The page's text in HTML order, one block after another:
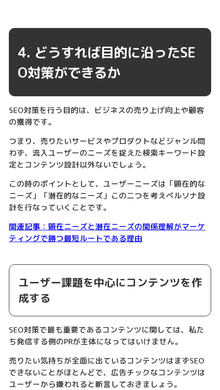
4. どうすれば目的に沿ったSE
O対策ができるか
SEO対策を行う目的は、ビジネスの売り上げ向上や顧客
の獲得です。
つまり、売りたいサービスやプロダクトなどジャンル問
わず、流入ユーザーのニーズを捉えた検索キーワード設
定とコンテンツ設計以外ないでしょう。
この時のポイントとして、ユーザーニーズは「顕在的な
ニーズ」「潜在的なニーズ」この二つを考えペルソナ設
計を行なっていくことです。
関連記事：顕在ニーズと潜在ニーズの関係理解がマーケ
ティングで勝つ最短ルートである理由
ユーザー課題を中心にコンテンツを作
成する
SEO対策で最も重要であるコンテンツに関しては、私た
ち発信する側のPRが主体になってはいけません。
売りたい気持ちが全面に出ているコンテンツはまずSEO
できないことがほとんどで、広告チックなコンテンツは
ユーザーから嫌われると断言しておきましょう。